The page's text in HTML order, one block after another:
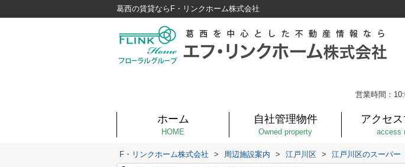
葛西の賃貸ならF・リンクホーム株式会社
営業時間：
ホーム
HOME
自社管理物件
Owned property
アクセ
access
F・リンクホーム株式会社 > 周辺施設案内 > 江戸川区 > 江戸川区のスーパー